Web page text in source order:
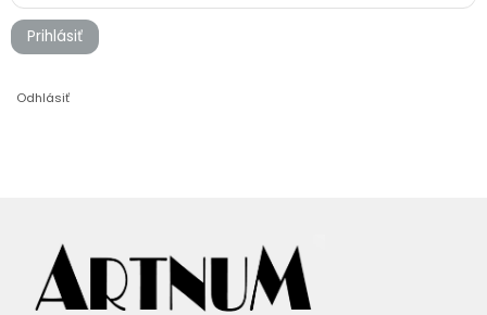
Prihlásiť
Odhlásiť